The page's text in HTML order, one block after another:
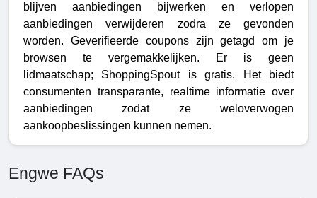
blijven aanbiedingen bijwerken en verlopen
aanbiedingen verwijderen zodra ze gevonden
worden. Geverifieerde coupons zijn getagd om je
browsen te vergemakkelijken. Er is geen
lidmaatschap; ShoppingSpout is gratis. Het biedt
consumenten transparante, realtime informatie over
aanbiedingen zodat ze weloverwogen
aankoopbeslissingen kunnen nemen.
Engwe FAQs